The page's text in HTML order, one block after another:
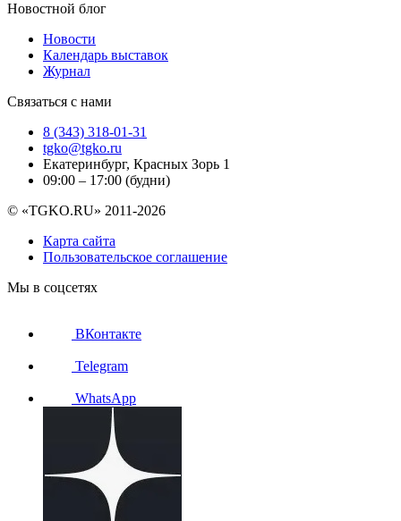
Новостной блог
Новости
Календарь выставок
Журнал
Связаться с нами
8 (343) 318-01-31
tgko@tgko.ru
Екатеринбург, Красных Зорь 1
09:00 – 17:00 (будни)
© «TGKO.RU» 2011-2026
Карта сайта
Пользовательское соглашение
Мы в соцсетях
ВКонтакте
Telegram
WhatsApp